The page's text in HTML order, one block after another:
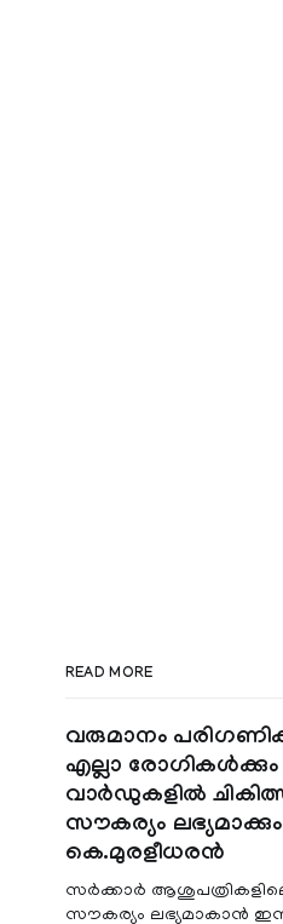
READ MORE
വരുമാനം
എല്ലാ രോഗികൾക്കും
വാർഡുകളിൽ
സൗകര്യം
കെ.മുരളീധരൻ
സർക്കാർ
സൗകര്യം ലഭ്യമാകാൻ